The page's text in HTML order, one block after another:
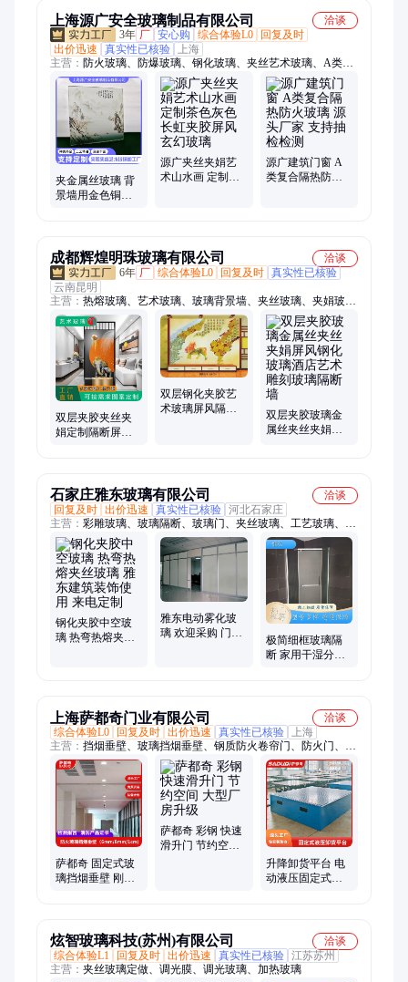
上海源广安全玻璃制品有限公司
洽谈
3年 厂 安心购 综合体验L0
回复及时
出价迅速
真实性已核验
上海
主营： 防火玻璃、防爆玻璃、钢化玻璃、夹丝艺术玻璃、A类隔
热防火玻璃、调光雾化玻璃、超大超白玻璃、夹胶玻璃、电加热
玻璃、中空玻璃、超白车刻玻璃
夹金属丝玻璃 背
景墙用金色铜网
源广夹丝夹娟艺
术山水画 定制茶
源广建筑门窗 A
类复合隔热防火
成都辉煌明珠玻璃有限公司
洽谈
6年 厂 综合体验L0 回复及时 真实性已核验
云南昆明
主营： 热熔玻璃、艺术玻璃、玻璃背景墙、夹丝玻璃、夹娟玻
璃、雕刻玻璃、UV打印玻璃、3D打印玻璃、激光内雕玻璃、深
渊镜、千层镜、智能防雾镜、镜子、电雕车刻玻璃、蚀刻玻璃、
喷砂玻璃、烤漆玻璃、瓦楞长虹玻璃、单向透视玻璃、钢化镜
双层夹胶夹丝夹
娟定制隔断屏风
双层钢化夹胶艺
术玻璃屏风隔断
双层夹胶玻璃金
属丝夹丝夹娟屏
石家庄雅东玻璃有限公司
洽谈
回复及时 出价迅速 真实性已核验 河北石家庄
主营： 彩雕玻璃、玻璃隔断、玻璃门、夹丝玻璃、工艺玻璃、热
弯玻璃、钢化玻璃、肯德基门、推拉门、折叠门、艺术玻璃、电
视墙、背景墙、智能锁、彩雕玄关、彩雕隔断、中空玻璃、夹胶
玻璃、热熔玻璃、拼镜玻璃
钢化夹胶中空玻
璃 热弯热熔夹丝
雅东电动雾化玻
璃 欢迎采购 门窗
极简细框玻璃隔
断 家用干湿分离
上海萨都奇门业有限公司
洽谈
综合体验L0
回复及时 出价迅速 真实性已核验
上海
主营： 挡烟垂壁、玻璃挡烟垂壁、钢质防火卷帘门、防火门、滑
升门、防火卷帘
萨都奇 固定式玻
璃挡烟垂壁 刚性
萨都奇 彩钢 快速
滑升门 节约空间
升降卸货平台 电
动液压固定式登
炫智玻璃科技(苏州)有限公司
洽谈
综合体验L1
回复及时 出价迅速 真实性已核验 江苏苏州
主营： 夹丝玻璃定做、调光膜、调光玻璃、加热玻璃